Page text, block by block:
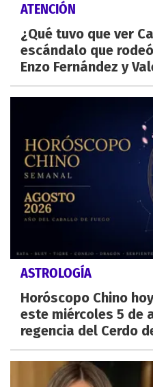
ATENCIÓN
¿Qué tuvo que ver
escándalo que
Enzo Fernández y
ASTROLOGÍA
Horóscopo Chino
este miércoles 5 de
regencia del Cerdo